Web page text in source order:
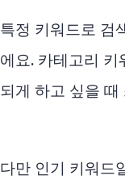
특정 키워드로 검
에요. 카테고리
되게 하고 싶을
다만 인기 키워드